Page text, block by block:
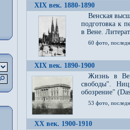
XIX век. 1880-1890
Венская
подготовка к
в Вене.
60 фото,
XIX век. 1890-1900
Жизнь в
свободы".
обозрение"
53 фото,
XX век. 1900-1910